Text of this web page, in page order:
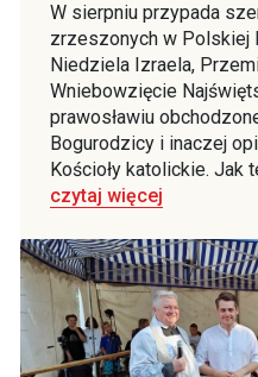
W sierpniu przypada
zrzeszonych w Polskiej
Niedziela Izraela,
Wniebowzięcie
prawosławiu
Bogurodzicy i inaczej
Kościoły katolickie. Jak
czytaj więcej